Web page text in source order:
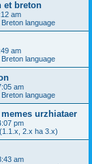
et breton
am
language
am
language
am
language
urzhiataer
pm
2.x ha 3.x)
am